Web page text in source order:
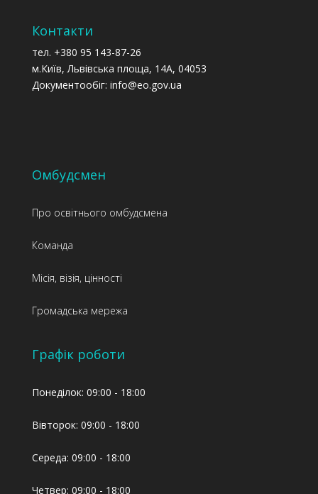
Контакти
тел. +380 95 143-87-26
м.Київ, Львівська площа, 14А, 04053
Документообіг: info@eo.gov.ua
Омбудсмен
Про освітнього омбудсмена
Команда
Місія, візія, цінності
Громадська мережа
Графік роботи
Понеділок: 09:00 - 18:00
Вівторок: 09:00 - 18:00
Середа: 09:00 - 18:00
Четвер: 09:00 - 18:00